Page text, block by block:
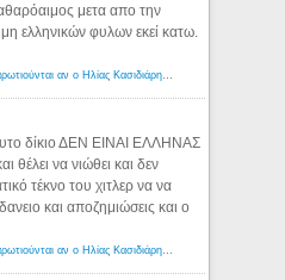
μετα απο την
ελληνικών φυλων εκεί κατω.
δίκιο ΔΕΝ ΕΙΝΑΙ ΕΛΛΗΝΑΣ
θέλει να νιώθει και δεν
τέκνο του χιτλερ να να
και αποζημιώσεις και ο